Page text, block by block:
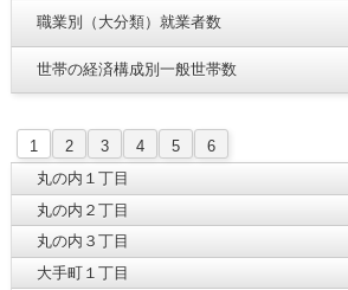
職業別（大分類）就業者数
世帯の経済構成別一般世帯数
1 2 3 4 5
6
丸の内１丁目
丸の内２丁目
丸の内３丁目
大手町１丁目